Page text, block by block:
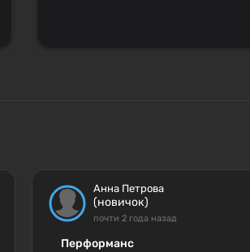
Анна Петрова
(новичок)
почти 2 года назад
Перформанс